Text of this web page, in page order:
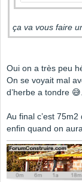
ça va vous faire
Oui on a très peu
On se voyait mal
d’herbe a tondre 😅.
Au final c’est
enfin quand on